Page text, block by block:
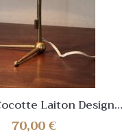
Laiton Design
Annees 50 60
70,00€